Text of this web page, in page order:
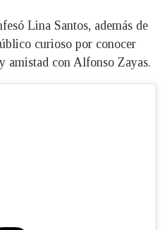
Lina Santos, además de
curioso por conocer
amistad con Alfonso Zayas.